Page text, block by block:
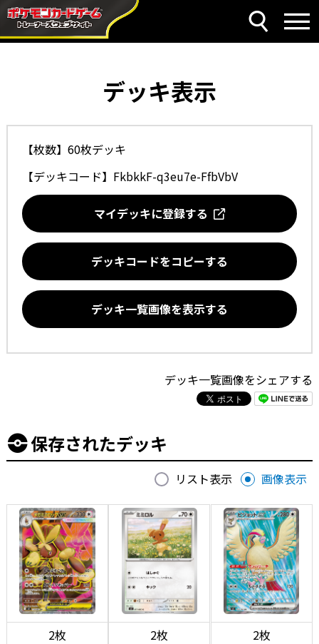
デッキ表示
【枚数】60枚デッキ
【デッキコード】 FkbkkF-q3eu7e-FfbVbV
マイデッキに登録する
デッキコードをコピーする
デッキ一覧画像を表示する
デッキ一覧画像をシェアする
保存されたデッキ
リスト表示 画像表示
2枚 2枚 2枚